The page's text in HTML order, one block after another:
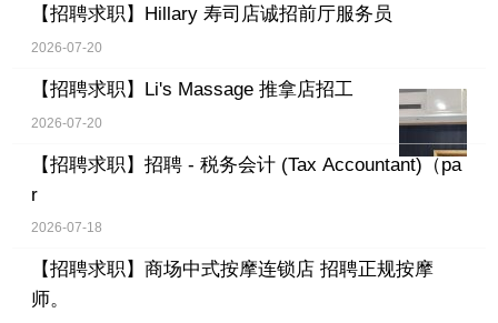
【招聘求职】 Hillary 寿司店诚招前厅服务员
2026-07-20
【招聘求职】 Li's Massage 推拿店招工
2026-07-20
【招聘求职】 招聘 - 税务会计 (Tax Accountant)（pa
r
2026-07-18
【招聘求职】 商场中式按摩连锁店 招聘正规按摩
师。